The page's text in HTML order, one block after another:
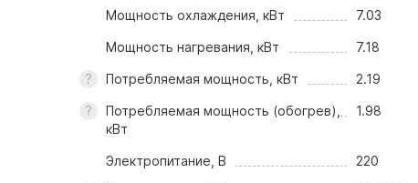
Мощность охлаждения, кВт 7.03
Мощность нагревания, кВт 7.18
Потребляемая мощность, кВт 2.19
Потребляемая мощность (обогрев),
кВт
1.98
Электропитание, В 220